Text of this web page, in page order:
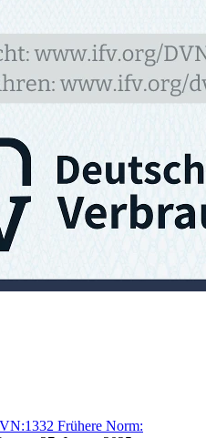
Frühere Norm: